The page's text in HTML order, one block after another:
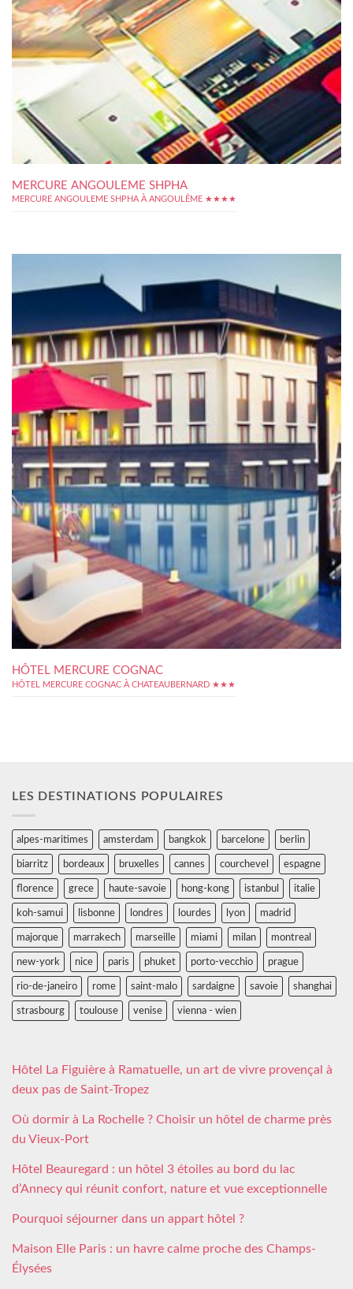
MERCURE ANGOULEME SHPHA
MERCURE ANGOULEME SHPHA À ANGOULÊME ★★★★
HÔTEL MERCURE COGNAC
HÔTEL MERCURE COGNAC À CHATEAUBERNARD ★★★
LES DESTINATIONS POPULAIRES
alpes-maritimes amsterdam bangkok barcelone berlin
biarritz bordeaux bruxelles cannes courchevel espagne
florence grece haute-savoie hong-kong istanbul italie
koh-samui lisbonne londres lourdes lyon madrid
majorque marrakech marseille miami milan montreal
new-york nice paris phuket porto-vecchio prague
rio-de-janeiro rome saint-malo sardaigne savoie shanghai
strasbourg toulouse venise vienna - wien
Hôtel La Figuière à Ramatuelle, un art de vivre provençal à
deux pas de Saint-Tropez
Où dormir à La Rochelle ? Choisir un hôtel de charme près
du Vieux-Port
Hôtel Beauregard : un hôtel 3 étoiles au bord du lac
d’Annecy qui réunit confort, nature et vue exceptionnelle
Pourquoi séjourner dans un appart hôtel ?
Maison Elle Paris : un havre calme proche des Champs-
Élysées